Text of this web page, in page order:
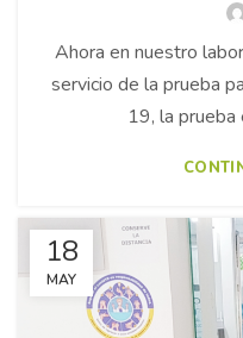
Ahora en nuestro
servicio de la prueba
19, la prueba
18
MAY